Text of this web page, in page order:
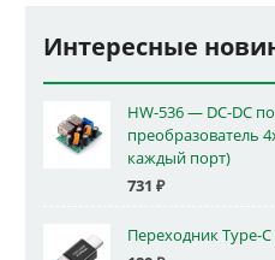
Интересные
HW-536 — DC-DC
преобразователь
каждый порт)
731 ₽
Переходник Type-C